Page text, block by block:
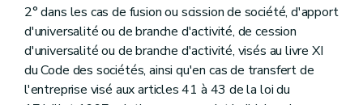
2° dans les cas de fusion ou scission de société, d'apport
d'universalité ou de branche d'activité, de cession
d'universalité ou de branche d'activité, visés au livre XI
du Code des sociétés, ainsi qu'en cas de transfert de
l'entreprise visé aux articles 41 à 43 de la loi du